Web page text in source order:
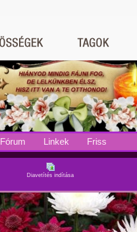
Fórum Linkek Friss
Diavetítés indítása